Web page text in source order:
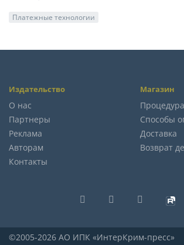
Платежные технологии
Издательство
О нас
Партнеры
Реклама
Авторам
Контакты
Магазин
Способы
Доставка
Возврат
©2005-2026 АО ИПК «ИнтерКрим-пресс»